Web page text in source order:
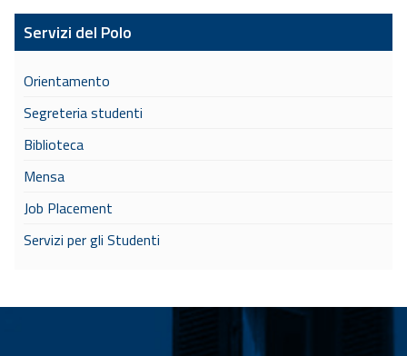
Servizi del Polo
Orientamento
Segreteria studenti
Biblioteca
Mensa
Job Placement
Servizi per gli Studenti